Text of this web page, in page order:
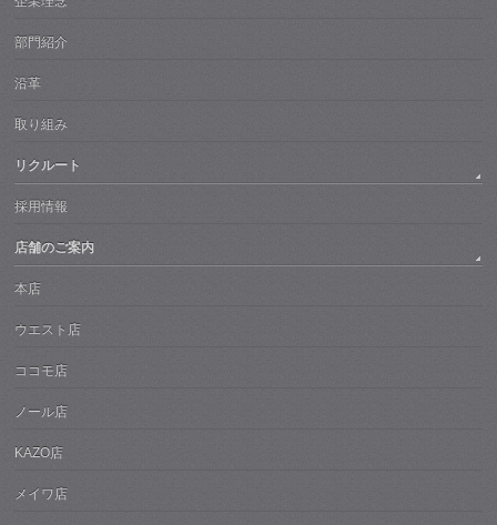
部門紹介
沿革
取り組み
リクルート
採用情報
店舗のご案内
本店
ウエスト店
ココモ店
ノール店
KAZO店
メイワ店